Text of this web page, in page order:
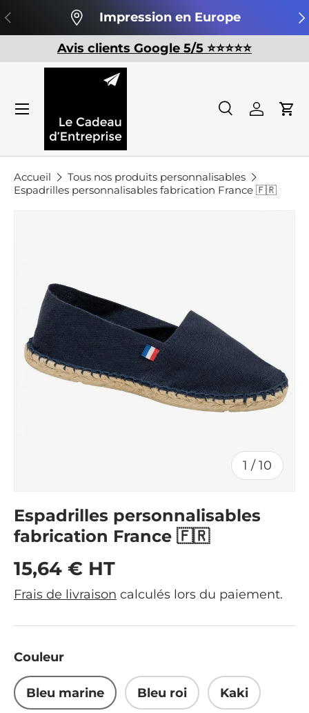
Aller au contenu
Précédent Impression en Europe
Avis clients Google 5/5 ⭐️⭐️⭐️⭐️⭐️
Recherche
Recherche
Se
Accueil
Tous nos produits personnalisables
Espadrilles personnalisables fabrication France 🇫🇷
1 / de
10
Espadrilles personnalisables
fabrication France 🇫🇷
Prix habituel
15,64 € HT
Frais de livraison calculés lors du paiement.
Couleur
Bleu marine Bleu roi Kaki